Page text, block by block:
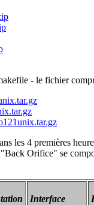
- le fichier
les 4 premières
Orifice" se
Interface